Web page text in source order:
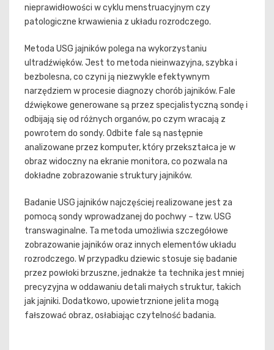
nieprawidłowości w cyklu menstruacyjnym czy
patologiczne krwawienia z układu rozrodczego.
Metoda USG jajników polega na wykorzystaniu
ultradźwięków. Jest to metoda nieinwazyjna, szybka i
bezbolesna, co czyni ją niezwykle efektywnym
narzędziem w procesie diagnozy chorób jajników. Fale
dźwiękowe generowane są przez specjalistyczną sondę i
odbijają się od różnych organów, po czym wracają z
powrotem do sondy. Odbite fale są następnie
analizowane przez komputer, który przekształca je w
obraz widoczny na ekranie monitora, co pozwala na
dokładne zobrazowanie struktury jajników.
Badanie USG jajników najczęściej realizowane jest za
pomocą sondy wprowadzanej do pochwy – tzw. USG
transwaginalne. Ta metoda umożliwia szczegółowe
zobrazowanie jajników oraz innych elementów układu
rozrodczego. W przypadku dziewic stosuje się badanie
przez powłoki brzuszne, jednakże ta technika jest mniej
precyzyjna w oddawaniu detali małych struktur, takich
jak jajniki. Dodatkowo, upowietrznione jelita mogą
fałszować obraz, osłabiając czytelność badania.